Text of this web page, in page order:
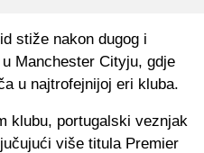
stiže nakon dugog i
Manchester Cityju, gdje
u najtrofejnijoj eri kluba.
klubu, portugalski veznjak
više titula Premier